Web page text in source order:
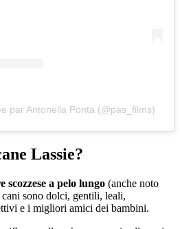
par Antonella Ponta (@pas_films)
Lassie?
scozzese a pelo lungo (anche noto
sono dolci, gentili, leali,
e i migliori amici dei bambini.